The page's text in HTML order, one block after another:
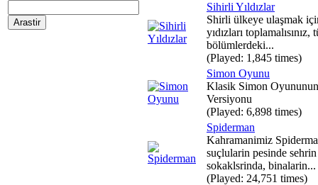
Sihirli Yıldızlar
Shirli ülkeye ulaşmak
yıdızları toplamalısınız,
bölümlerdeki...
(Played: 1,845 times)
Simon Oyunu
Klasik Simon
Versiyonu
(Played: 6,898 times)
Spiderman
Kahramanimiz
suçlularin pesinde sehrin
sokaklsrinda, binalarin...
(Played: 24,751 times)